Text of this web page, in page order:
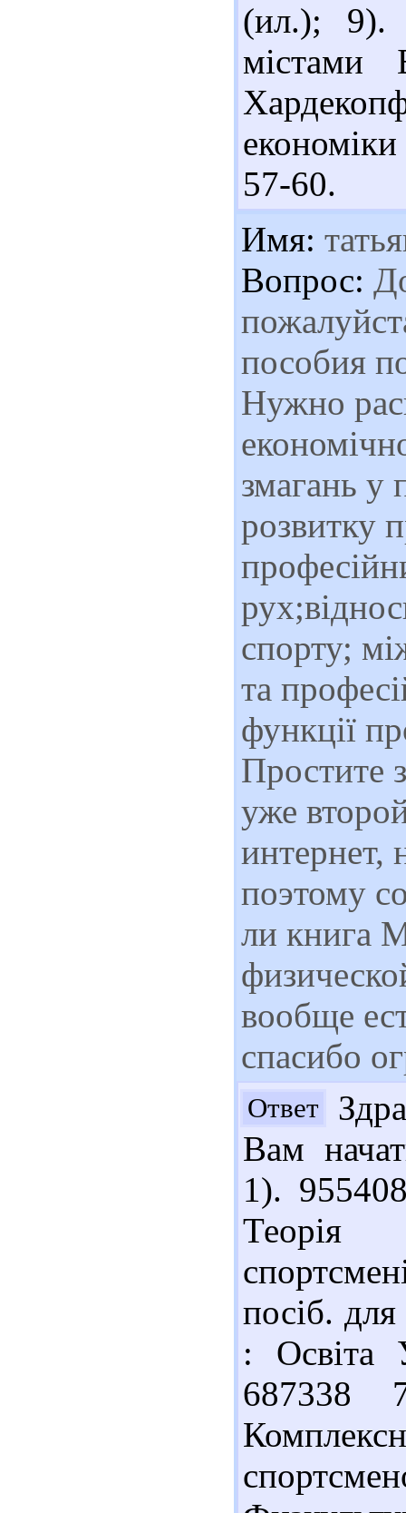
(ил.); 9).
57-60.
Имя:
Вопрос:
пособия
Нужно
змагань у
розвитку
спорту;
та
функції
Простите
уже
интернет,
поэтому
ли книга
вообще
спасибо
Ответ
Вам
1).
Теорія
посіб.
: Освіта
687338